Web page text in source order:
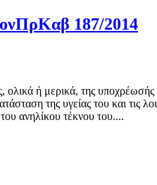
187/2014
ολικά ή μερικά, της
της υγείας του και τις
ανηλίκου τέκνου του....